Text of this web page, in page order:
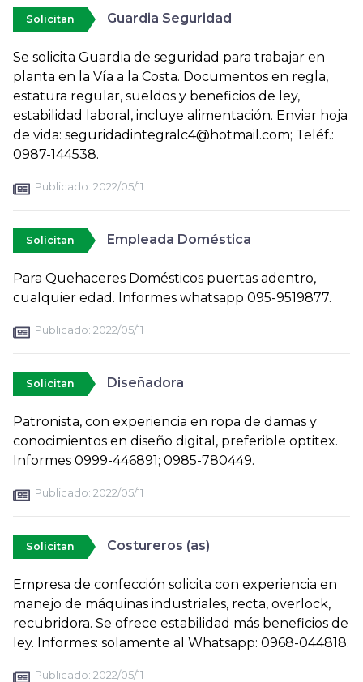
Solicitan Guardia Seguridad
Se solicita Guardia de seguridad para trabajar en
planta en la Vía a la Costa. Documentos en regla,
estatura regular, sueldos y beneficios de ley,
estabilidad laboral, incluye alimentación. Enviar hoja
de vida: seguridadintegralc4@hotmail.com; Teléf.:
0987-144538.
Publicado: 2022/05/11
Solicitan Empleada Doméstica
Para Quehaceres Domésticos puertas adentro,
cualquier edad. Informes whatsapp 095-9519877.
Publicado: 2022/05/11
Solicitan Diseñadora
Patronista, con experiencia en ropa de damas y
conocimientos en diseño digital, preferible optitex.
Informes 0999-446891; 0985-780449.
Publicado: 2022/05/11
Solicitan Costureros (as)
Empresa de confección solicita con experiencia en
manejo de máquinas industriales, recta, overlock,
recubridora. Se ofrece estabilidad más beneficios de
ley. Informes: solamente al Whatsapp: 0968-044818.
Publicado: 2022/05/11